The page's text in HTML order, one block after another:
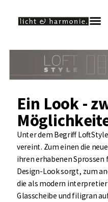
Ein Look -
Unter dem Begriff
vereint. Zum einen die
ihren erhabenen
Design-Look sorgt, zum
die als modern
Glasscheibe und filigran